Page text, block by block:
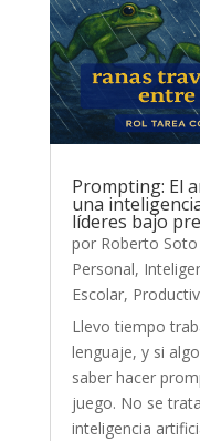
Prompting: El
una
líderes bajo
por Roberto Soto
Personal,
Escolar,
Llevo tiempo
lenguaje, y si
saber hacer
juego. No se
inteligencia